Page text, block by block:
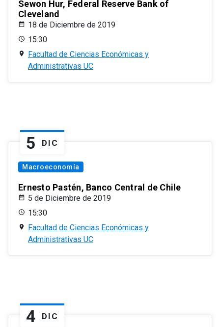
Sewon Hur, Federal Reserve Bank of
Cleveland
18 de Diciembre de 2019
15:30
Facultad de Ciencias Económicas y
Administrativas UC
5 DIC
Macroeconomía
Ernesto Pastén, Banco Central de Chile
5 de Diciembre de 2019
15:30
Facultad de Ciencias Económicas y
Administrativas UC
4 DIC